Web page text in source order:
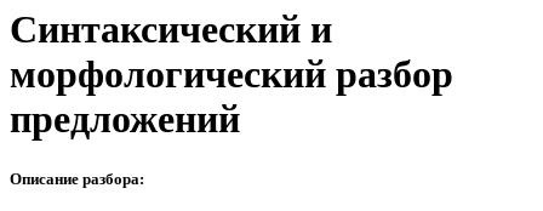
Синтаксический и
морфологический разбор
предложений
Описание разбора: